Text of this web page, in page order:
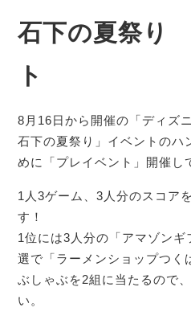
石下の夏祭り
ト
8月16日から開催の「ディズ
石下の夏祭り」イベントのハ
めに「プレイベント」開催し
1人3ゲーム、3人分のスコア
す！
1位には3人分の「アマゾン
選で「ラーメンショップつく
ぶしゃぶを2組に当たるので
い。